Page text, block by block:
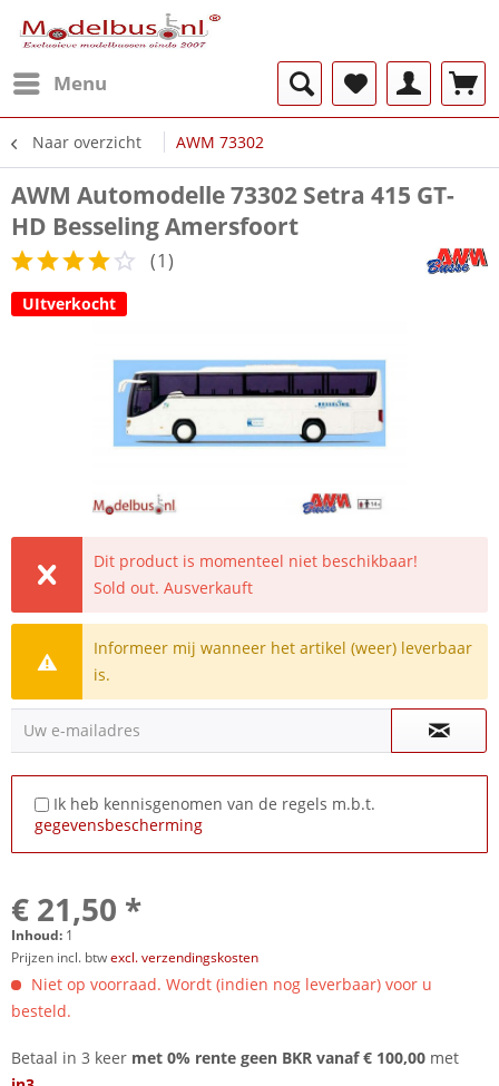
Menu
Naar overzicht AWM 73302
AWM Automodelle 73302 Setra 415 GT-
HD Besseling Amersfoort
(1)
UItverkocht
Dit product is momenteel niet beschikbaar!
Sold out. Ausverkauft
Informeer mij wanneer het artikel (weer) leverbaar
is.
Uw e-mailadres
Ik heb kennisgenomen van de regels m.b.t.
gegevensbescherming
€ 21,50 *
Inhoud: 1
Prijzen incl. btwexcl. verzendingskosten
Niet op voorraad. Wordt (indien nog leverbaar) voor u
besteld.
Betaal in 3 keer met 0% rente geen BKR vanaf € 100,00 met